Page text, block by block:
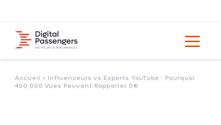
Accueil > Influenceurs vs Experts YouTube : Pourquoi
400 000 Vues Peuvent Rapporter 0€